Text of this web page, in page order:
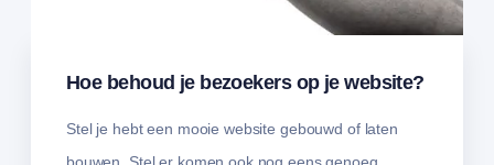
Hoe behoud je bezoekers op je website?
Stel je hebt een mooie website gebouwd of laten